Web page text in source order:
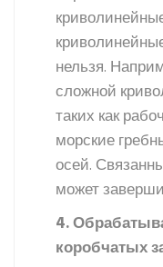
нельзя.
сложной
таких как
морские
осей.
может
4.
коробчатых